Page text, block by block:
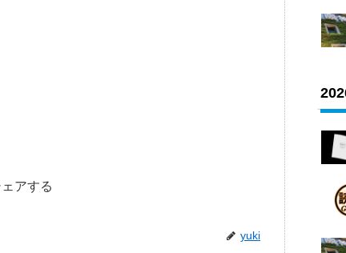
アする
yuki